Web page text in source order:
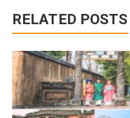
RELATED POSTS